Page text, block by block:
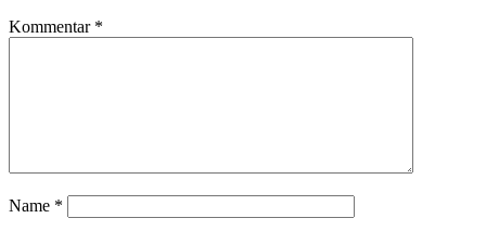
Kommentar *
Name *